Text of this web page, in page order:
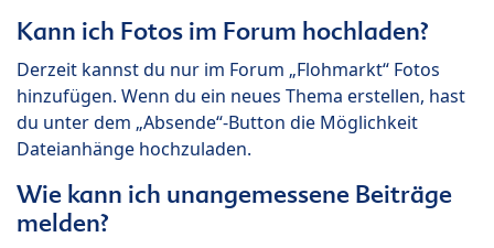
Kann ich Fotos im Forum hochladen?
Derzeit kannst du nur im Forum „Flohmarkt“ Fotos
hinzufügen. Wenn du ein neues Thema erstellen, hast
du unter dem „Absende“-Button die Möglichkeit
Dateianhänge hochzuladen.
Wie kann ich unangemessene Beiträge
melden?